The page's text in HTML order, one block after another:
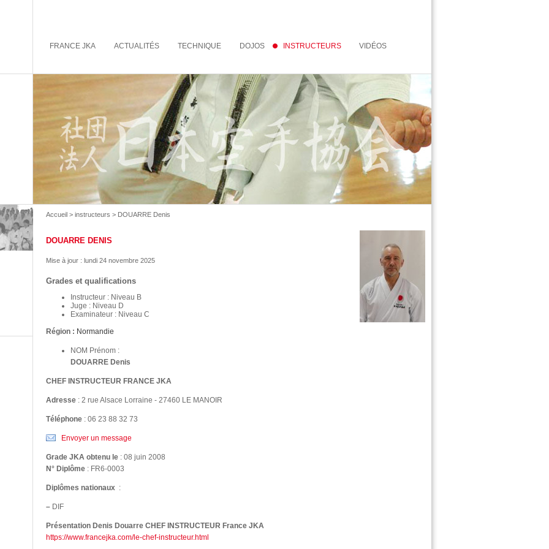
Accueil > instructeurs > DOUARRE Denis
DOUARRE DENIS
Mise à jour : lundi 24 novembre 2025
Grades et qualifications
Instructeur : Niveau B
Juge : Niveau D
Examinateur : Niveau C
Région : Normandie
NOM Prénom :
DOUARRE Denis
CHEF INSTRUCTEUR FRANCE JKA
Adresse : 2 rue Alsace Lorraine - 27460 LE MANOIR
Téléphone : 06 23 88 32 73
Envoyer un message
Grade JKA obtenu le : 08 juin 2008
N° Diplôme : FR6-0003
Diplômes nationaux :
– DIF
Présentation Denis Douarre CHEF INSTRUCTEUR France JKA
https://www.francejka.com/le-chef-instructeur.html
FRANCE JKA ACTUALITÉS TECHNIQUE DOJOS INSTRUCTEURS VIDÉOS